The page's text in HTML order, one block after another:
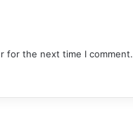
for the next time I comment.